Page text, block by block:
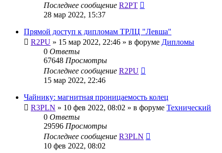
Последнее сообщение R2PT
28 мар 2022, 15:37
Прямой доступ к дипломам ТРЛЦ "Левша"
R2PU » 15 мар 2022, 22:46 » в форуме Дипломы
0 Ответы
67648 Просмотры
Последнее сообщение R2PU
15 мар 2022, 22:46
Чайнику: магнитная проницаемость колец
R3PLN » 10 фев 2022, 08:02 » в форуме Технический
0 Ответы
29596 Просмотры
Последнее сообщение R3PLN
10 фев 2022, 08:02